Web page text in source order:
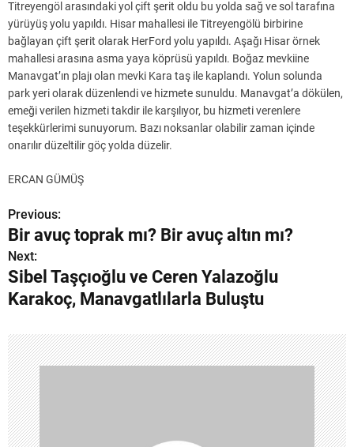
Titreyengöl arasındaki yol çift şerit oldu bu yolda sağ ve sol tarafına
yürüyüş yolu yapıldı. Hisar mahallesi ile Titreyengölü birbirine
bağlayan çift şerit olarak HerFord yolu yapıldı. Aşağı Hisar örnek
mahallesi arasına asma yaya köprüsü yapıldı. Boğaz mevkiine
Manavgat’ın plajı olan mevki Kara taş ile kaplandı. Yolun solunda
park yeri olarak düzenlendi ve hizmete sunuldu. Manavgat’a dökülen,
emeği verilen hizmeti takdir ile karşılıyor, bu hizmeti verenlere
teşekkürlerimi sunuyorum. Bazı noksanlar olabilir zaman içinde
onarılır düzeltilir göç yolda düzelir.
ERCAN GÜMÜŞ
Y
a
z
ı
g
e
z
i
Previous:
Bir avuç toprak mı? Bir avuç altın mı?
Next:
Sibel Taşçıoğlu ve Ceren Yalazoğlu
Karakoç, Manavgatlılarla Buluştu